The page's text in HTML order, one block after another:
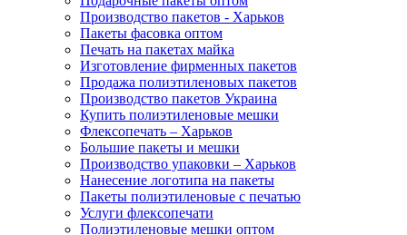
Производство пакетов - Харьков
Пакеты фасовка оптом
Печать на пакетах майка
Изготовление фирменных пакетов
Продажа полиэтиленовых пакетов
Производство пакетов Украина
Купить полиэтиленовые мешки
Флексопечать – Харьков
Большие пакеты и мешки
Производство упаковки – Харьков
Нанесение логотипа на пакеты
Пакеты полиэтиленовые с печатью
Услуги флексопечати
Полиэтиленовые мешки оптом